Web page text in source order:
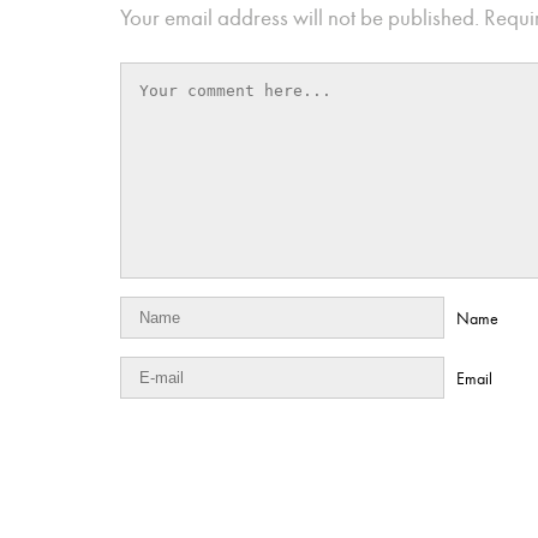
Your email address will not be published.
Name
Email